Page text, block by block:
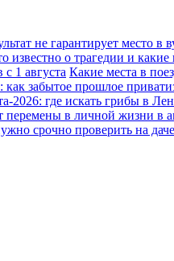
не гарантирует место в
о трагедии и какие
1 августа Какие места в
забытое прошлое
2026: где искать грибы в
перемены в личной жизни в
срочно проверить на